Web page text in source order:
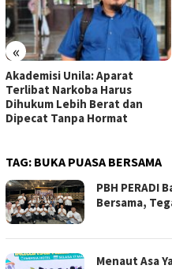
«
Akademisi Unila: Aparat
Terlibat Narkoba Harus
Dihukum Lebih Berat dan
Dipecat Tanpa Hormat
TAG: BUKA PUASA BERSAMA
PBH PERADI
Bersama,
Menaut Asa